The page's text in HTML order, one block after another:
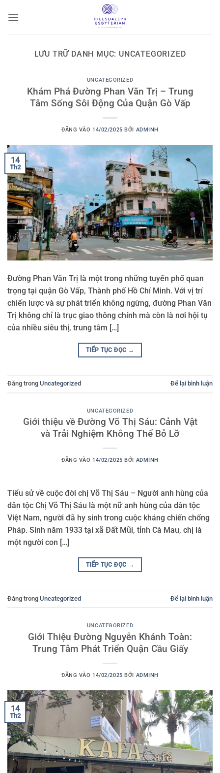
qua
LƯU TRỮ DANH MỤC: UNCATEGORIZED
UNCATEGORIZED
Khám Phá Đường Phan Văn Trị – Trung
Tâm Sống Sôi Động Của Quận Gò Vấp
ĐĂNG VÀO 14/02/2025 BỞI ADMINH
14
Th2
Đường Phan Văn Trị là một trong những tuyến phố quan
trọng tại quận Gò Vấp, Thành phố Hồ Chí Minh. Với vị trí
chiến lược và sự phát triển không ngừng, đường Phan Văn
Trị không chỉ là trục giao thông chính mà còn là nơi hội tụ
của nhiều siêu thị, trung tâm […]
TIẾP TỤC ĐỌC →
Đăng trong Uncategorized Để lại bình luận
UNCATEGORIZED
Giới thiệu về Đường Võ Thị Sáu: Cảnh Vật
và Trải Nghiệm Không Thể Bỏ Lỡ
ĐĂNG VÀO 14/02/2025 BỞI ADMINH
Tiểu sử về cuộc đời chị Võ Thị Sáu – Người anh hùng của
dân tộc Chị Võ Thị Sáu là một nữ anh hùng của dân tộc
Việt Nam, người đã hy sinh trong cuộc kháng chiến chống
Pháp. Sinh năm 1933 tại xã Đất Mũi, tỉnh Cà Mau, chị là
một người con […]
TIẾP TỤC ĐỌC →
Đăng trong Uncategorized Để lại bình luận
UNCATEGORIZED
Giới Thiệu Đường Nguyễn Khánh Toàn:
Trung Tâm Phát Triển Quận Cầu Giấy
ĐĂNG VÀO 14/02/2025 BỞI ADMINH
14
Th2